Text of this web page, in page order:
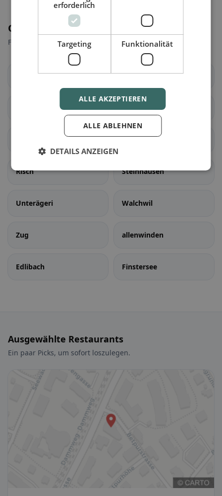
Orte in der Nähe
Finde den passenden Ort für deine Restaurantsuche.
Cham
Menzingen
Oberägeri
Risch Steinhausen
Unterägeri Walchwil
Zug allenwinden
Edlibach Finstersee
Ausgewählte Restaurants
Ein paar Picks, um sofort loszulegen.
erforderlich
Targeting Funktionalität
ALLE AKZEPTIEREN
ALLE ABLEHNEN
DETAILS ANZEIGEN